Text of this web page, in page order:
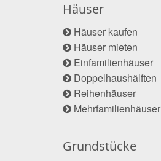
Häuser
Häuser kaufen
Häuser mieten
Einfamilienhäuser
Doppelhaushälften
Reihenhäuser
Mehrfamilienhäuser
Grundstücke